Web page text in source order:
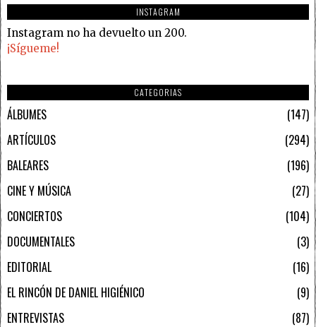
INSTAGRAM
Instagram no ha devuelto un 200.
¡Sígueme!
CATEGORIAS
ÁLBUMES
147
ARTÍCULOS
294
BALEARES
196
CINE Y MÚSICA
27
CONCIERTOS
104
DOCUMENTALES
3
EDITORIAL
16
EL RINCÓN DE DANIEL HIGIÉNICO
9
ENTREVISTAS
87